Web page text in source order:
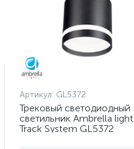
Артикул: GL5372
Трековый светодиодный
светильник Ambrella light
Track System GL5372